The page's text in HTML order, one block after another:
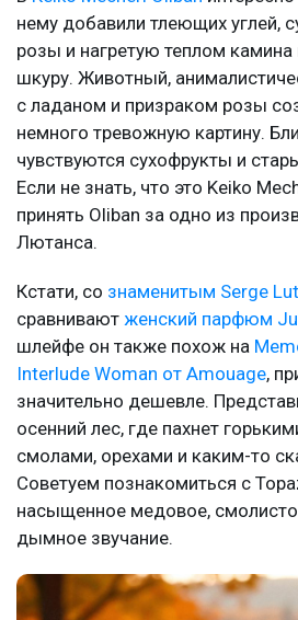
нему добавили тлеющих углей,
розы и нагретую теплом
шкуру. Животный,
с ладаном и призраком розы
немного тревожную картину.
чувствуются сухофрукты и
Если не знать, что это Keiko
принять Oliban за одно из
Лютанса.
Кстати, со знаменитым Serge
сравнивают женский парфюм
шлейфе он также похож на
Interlude Woman от Amouage,
значительно дешевле.
осенний лес, где пахнет
смолами, орехами и каким-то
Советуем познакомиться с
насыщенное медовое,
дымное звучание.